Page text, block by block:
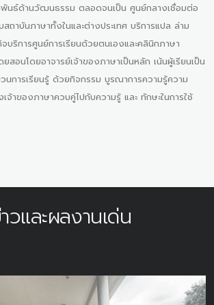
นธ์ด้านวัฒนธรรม ตลอดจนเป็น ศูนย์กลางเชื่อมต่อ
ถาบันภาษาทั้งในและต่างประเทศ บริการแปล ล่าม
ริการศูนย์การเรียนด้วยตนเองและคลินิกภาษา
สอนโดยอาจารย์เจ้าของภาษาเป็นหลัก เน้นผู้เรียนเป็น
นการเรียนรู้ ด้วยกิจกรรม บูรณาการความรู้ความ
จ้าของภาษาควบคู่ไปกับความรู้ และ ทักษะในการใช้
วและผลงานเด่น